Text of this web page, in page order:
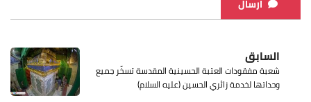
ارسال
السابق
شعبة مفقودات العتبة الحسينية المقدسة تسخّر جميع
وحداتها لخدمة زائري الحسين (عليه السلام)